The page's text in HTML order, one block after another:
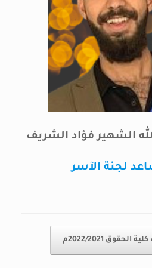
الشهير فؤاد الشريف
لجنة الآسر
2022/2021م